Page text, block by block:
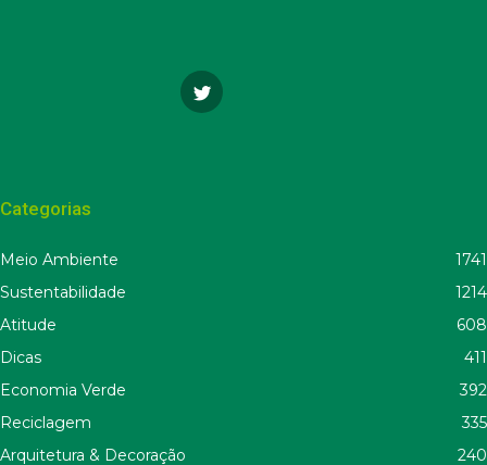
Categorias
Meio Ambiente
1741
Sustentabilidade
1214
Atitude
608
Dicas
411
Economia Verde
392
Reciclagem
335
Arquitetura & Decoração
240